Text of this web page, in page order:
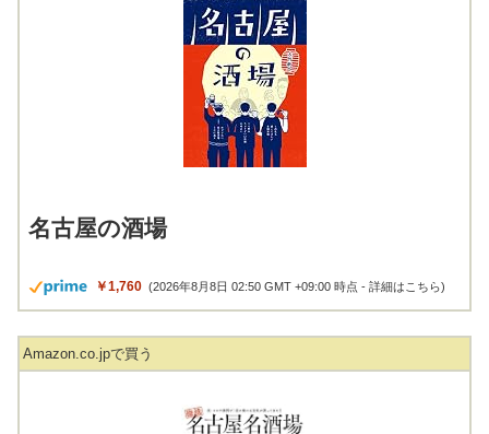
名古屋の酒場
￥1,760 (2026年8月8日 02:50 GMT +09:00 時点 -詳細はこちら)
Amazon.co.jpで買う